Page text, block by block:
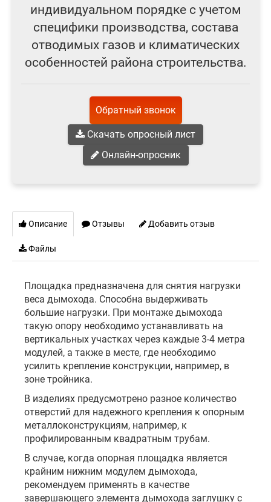
индивидуальном порядке с учетом
специфики производства, состава
отводимых газов и климатических
особенностей района строительства.
Обратный звонок
Скачать опросный лист
Онлайн-опросник
Описание Отзывы Добавить отзыв
Файлы
Площадка предназначена для снятия нагрузки
веса дымохода. Способна выдерживать
большие нагрузки. При монтаже дымохода
такую опору необходимо устанавливать на
вертикальных участках через каждые 3-4 метра
модулей, а также в месте, где необходимо
усилить крепление конструкции, например, в
зоне тройника.
В изделиях предусмотрено разное количество
отверстий для надежного крепления к опорным
металлоконструкциям, например, к
профилированным квадратным трубам.
В случае, когда опорная площадка является
крайним нижним модулем дымохода,
рекомендуем применять в качестве
завершающего элемента дымохода заглушку с